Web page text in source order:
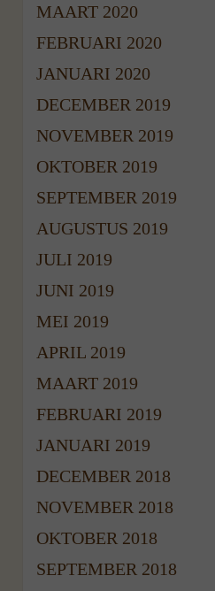
MAART 2020
FEBRUARI 2020
JANUARI 2020
DECEMBER 2019
NOVEMBER 2019
OKTOBER 2019
SEPTEMBER 2019
AUGUSTUS 2019
JULI 2019
JUNI 2019
MEI 2019
APRIL 2019
MAART 2019
FEBRUARI 2019
JANUARI 2019
DECEMBER 2018
NOVEMBER 2018
OKTOBER 2018
SEPTEMBER 2018